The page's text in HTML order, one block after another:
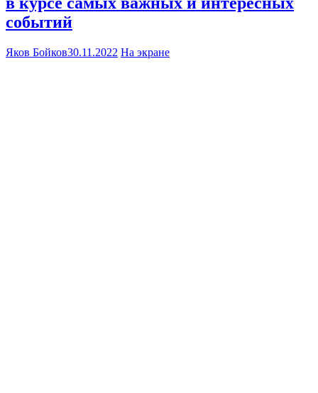
событий
Яков Бойков30.11.2022 На экране